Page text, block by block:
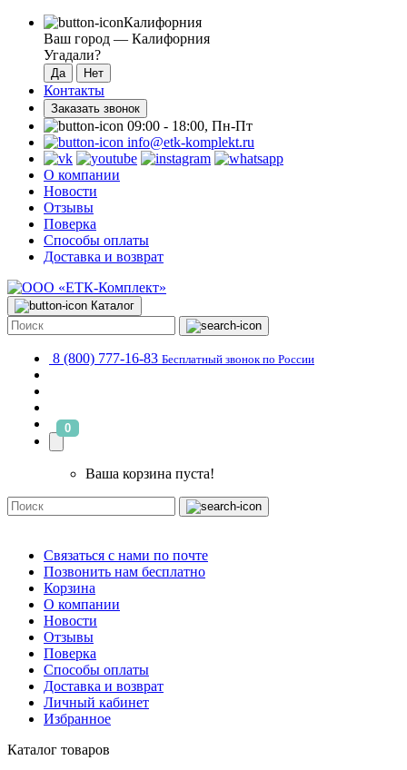
Калифорния
Ваш город — Калифорния
Угадали?
Контакты
Заказать звонок
09:00 - 18:00, Пн-Пт
info@etk-komplekt.ru
О компании
Новости
Отзывы
Поверка
Способы оплаты
Доставка и возврат
Каталог
8 (800) 777-16-83 Бесплатный звонок по России
0
Ваша корзина пуста!
Связаться с нами по почте
Позвонить нам бесплатно
Корзина
О компании
Новости
Отзывы
Поверка
Способы оплаты
Доставка и возврат
Личный кабинет
Избранное
Каталог товаров